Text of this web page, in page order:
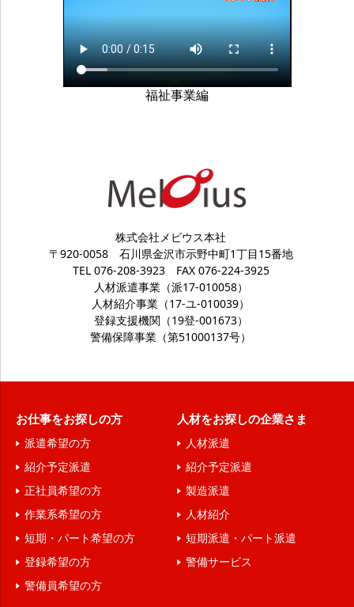
福祉事業編
株式会社メビウス本社
〒920-0058 石川県金沢市示野中町1丁目15番地
TEL 076-208-3923FAX 076-224-3925
人材派遣事業（派17-010058）
人材紹介事業（17-ユ-010039）
登録支援機関（19登-001673）
警備保障事業（第51000137号）
お仕事をお探しの方
派遣希望の方
紹介予定派遣
正社員希望の方
作業系希望の方
短期・パート希望の方
登録希望の方
警備員希望の方
人材をお探しの企業さま
人材派遣
紹介予定派遣
製造派遣
人材紹介
短期派遣・パート派遣
警備サービス